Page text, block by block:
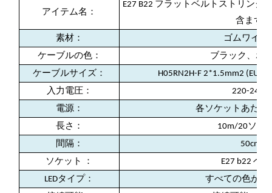
アイテム名：
E27 B22 フラットベルトストリング
含まず)
素材：
ゴムワイヤ
ケーブルの色：
ブラック、ホ
ケーブルサイズ：
H05RN2H-F 2*1.5mm2 (EU/
入力電圧：
220-240V
電源：
各ソケットあたり
長さ：
10m/20ソケ
間隔：
50cm
ソケット ：
E27 b22 ベ
LEDタイプ：
すべての色が利